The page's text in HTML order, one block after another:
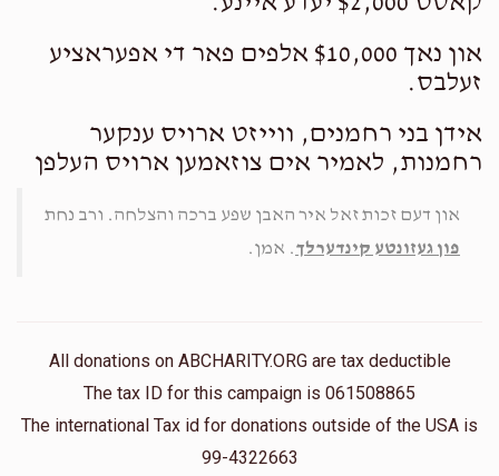
1 year ago $50.00
לכבוד הרב JB
און נאך $10,000 אלפים פאר די אפעראציע
זעלבס.
אידן בני רחמנים, ווייזט ארויס ענקער
רחמנות, לאמיר אים צוזאמען ארויס העלפן
און דעם זכות זאל איר האבן שפע ברכה והצלחה. ורב נחת
פון געזונטע קינדערלך. אמן.
All donations on ABCHARITY.ORG are tax deductible
The tax ID for this campaign is 061508865
The international Tax id for donations outside of the USA is
99-4322663